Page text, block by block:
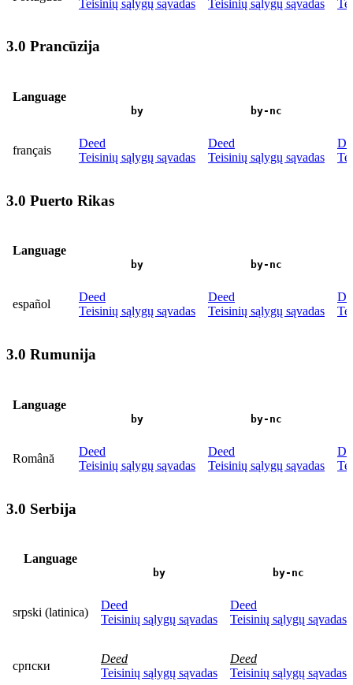
Teisinių sąlygų sąvadas
Teisinių sąlygų sąvadas
3.0 Prancūzija
Language
by by-nc
français
Deed
Teisinių sąlygų sąvadas
Deed
Teisinių sąlygų sąvadas
3.0 Puerto Rikas
Language
by by-nc
español
Deed
Teisinių sąlygų sąvadas
Deed
Teisinių sąlygų sąvadas
3.0 Rumunija
Language
by by-nc
Română
Deed
Teisinių sąlygų sąvadas
Deed
Teisinių sąlygų sąvadas
3.0 Serbija
Language
by by-nc
srpski (latinica)
Deed
Teisinių sąlygų sąvadas
Deed
Teisinių sąlygų sąvadas
српски
Deed
Teisinių sąlygų sąvadas
Deed
Teisinių sąlygų sąvadas